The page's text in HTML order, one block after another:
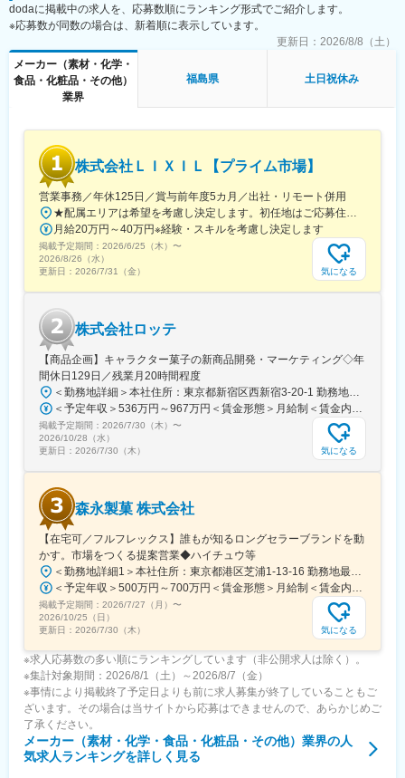
■当業務における魅力：
ISO9000（QMS）に関する業務経験、知識（QC検定3級相当以
上）は必須となります。 チームメンバーとコミュケーションを取
りながら、品質マネジメントシステムの改善や QC手法を使って
の改善活動に取り組んでいただく業務になりますので、コミュケ
ーション能力が高く、 周りを巻き込んで業務を進めることができ
関連してクリーンルームに入室することがあります。
■組織構成：
光デバイス部品質保証グループ 品質保証グループ20名程度
■働く魅力：
・マイカー通勤可、駐車場完備です。借り上げ社宅制度があり
U・Iターンの方も歓迎です。
・事業ポートフォリオが多岐にわたり安定した企業です。
dodaに掲載中の求人を、応募数順にランキング形式でご紹介します。
※応募数が同数の場合は、新着順に表示しています。
更新日： 2026/8/8（土）
メーカー（素材・化学・
食品・化粧品・その他）
業界
福島県 土日祝休み
株式会社ＬＩＸＩＬ【プライム市場】
営業事務／年休125日／賞与前年度5カ月／出社・リモート併用
★配属エリアは希望を考慮し決定します。初任地はご応募住所での配属となります。入社後、転勤が伴う異動に関しては、必ず勤務地のご希望も確認した上で決定します。【配属オフィス一覧】■東京都品川区西品川1丁目1-1 大崎ガーデンタワー■愛知県名古屋市中村区名駅南4丁目11-40■京都府京都市伏見区竹田田中宮町103 ■大阪府大阪市中央区本町2丁目6-8 センバ・セントラルビル9F■大阪府箕面市萱野4丁目5-45■広島県広島市安佐南区西原6丁目11-8■福岡県福岡市博多区半道橋2-15-10 SOLAビル★出社とリモートワークを併用しながらの勤務となります。 業務に慣れるまでは、原則出社となります。 慣れてきたら少しずつリモートの日を増やし、最終的には週1～3日ほどの出社となる予定です（目安：～入社6カ月）。※受動喫煙対策：あり
月給20万円～40万円※経験・スキルを考慮し決定します
掲載予定期間： 2026/6/25（木） 〜
2026/8/26（水）
更新日： 2026/7/31（金） 気になる
株式会社ロッテ
【商品企画】キャラクター菓子の新商品開発・マーケティング◇年
間休日129日／残業月20時間程度
＜勤務地詳細＞本社住所：東京都新宿区西新宿3-20-1 勤務地最寄駅：京王新線／初台駅受動喫煙対策：敷地内全面禁煙変更の範囲：会社の定める事業所（リモートワーク含む）
＜予定年収＞536万円～967万円＜賃金形態＞月給制＜賃金内訳＞月額（基本給）：290,000円～540,000円＜月給＞290,000円～540,000円＜昇給有無＞有＜残業手当＞有＜給与補足＞【賞与】年2回（7月･12月）、年平均：5.9ヶ月（2026年）※初回賞与は入社時期により一定額支給賃金はあくまでも目安の金額であり、選考を通じて上下する可能性があります。月給(月額)は固定手当を含めた表記です。
掲載予定期間： 2026/7/30（木） 〜
2026/10/28（水）
更新日： 2026/7/30（木） 気になる
森永製菓 株式会社
【在宅可／フルフレックス】誰もが知るロングセラーブランドを動
かす。市場をつくる提案営業◆ハイチュウ等
＜勤務地詳細1＞本社住所：東京都港区芝浦1-13-16 勤務地最寄駅：JR、都営三田、都営浅草線／田町、三田駅受動喫煙対策：屋内全面禁煙＜勤務地詳細2＞中部支店住所：名古屋市東区徳川1-15-30 勤務地最寄駅：名古屋市営地下鉄桜通線／高岳駅受動喫煙対策：屋内喫煙可能場所あり＜勤務地詳細3＞関西支店住所：尼崎市上坂部1-1-1 勤務地最寄駅：JR線／塚口駅受動喫煙対策：屋内全面禁煙変更の範囲：会社の定める事業所（リモートワーク含む）
＜予定年収＞500万円～700万円＜賃金形態＞月給制＜賃金内訳＞月額（基本給）：240,000円～320,000円＜月給＞240,000円～320,000円＜昇給有無＞有＜残業手当＞有＜給与補足＞■昇給：年1回（4月）■賞与：年2回（6月、12月）賃金はあくまでも目安の金額であり、選考を通じて上下する可能性があります。月給(月額)は固定手当を含めた表記です。
掲載予定期間： 2026/7/27（月） 〜
2026/10/25（日）
更新日： 2026/7/30（木） 気になる
※求人応募数の多い順にランキングしています（非公開求人は除く）。
※集計対象期間：2026/8/1（土）～2026/8/7（金）
※事情により掲載終了予定日よりも前に求人募集が終了していることもご
ざいます。その場合は当サイトから応募はできませんので、あらかじめご
了承ください。
メーカー（素材・化学・食品・化粧品・その他）業界の人
気求人ランキングを詳しく見る